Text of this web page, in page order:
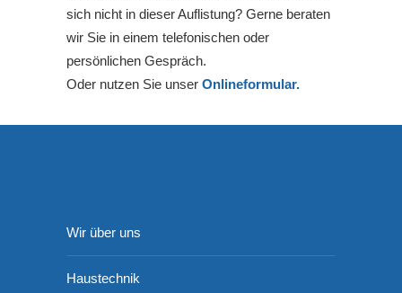
sich nicht in dieser Auflistung? Gerne beraten
wir Sie in einem telefonischen oder
persönlichen Gespräch.
Oder nutzen Sie unser Onlineformular.
Wir über uns
Haustechnik